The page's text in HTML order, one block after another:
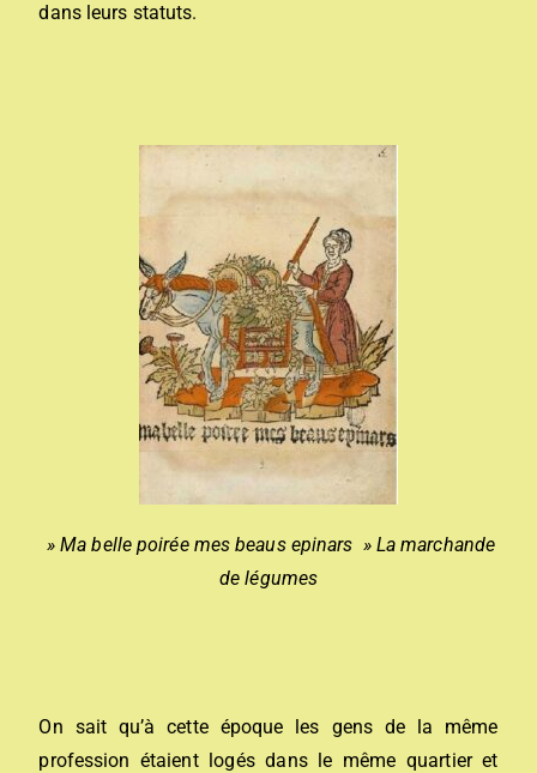
dans leurs statuts.
» Ma belle poirée mes beaus epinars » La marchande
de légumes
On sait qu’à cette époque les gens de la même
profession étaient logés dans le même quartier et